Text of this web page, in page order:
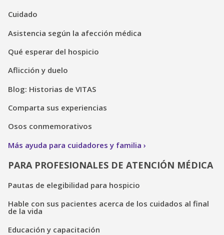
Cuidado
Asistencia según la afección médica
Qué esperar del hospicio
Aflicción y duelo
Blog: Historias de VITAS
Comparta sus experiencias
Osos conmemorativos
Más ayuda para cuidadores y familia
PARA PROFESIONALES DE ATENCIÓN MÉDICA
Pautas de elegibilidad para hospicio
Hable con sus pacientes acerca de los cuidados al final
de la vida
Educación y capacitación